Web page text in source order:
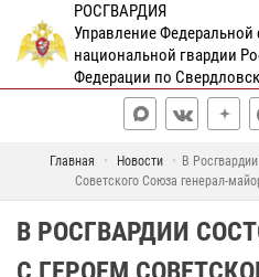
РОСГВАРДИЯ
Управление
национальной гвардии
Федерации по
Главная Новости
В
Советского Союза генерал-
В РОСГВАРДИИ